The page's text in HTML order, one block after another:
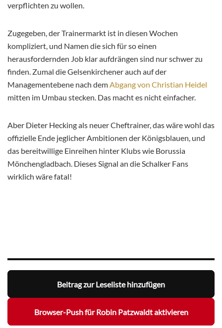
verpflichten zu wollen.
Zugegeben, der Trainermarkt ist in diesen Wochen
kompliziert, und Namen die sich für so einen
herausfordernden Job klar aufdrängen sind nur schwer zu
finden. Zumal die Gelsenkirchener auch auf der
Managementebene nach demAbgang von Christian Heidel
mitten im Umbau stecken. Das macht es nicht einfacher.
Aber Dieter Hecking als neuer Cheftrainer, das wäre wohl das
offizielle Ende jeglicher Ambitionen der Königsblauen, und
das bereitwillige Einreihen hinter Klubs wie Borussia
Mönchengladbach. Dieses Signal an die Schalker Fans
wirklich wäre fatal!
Beitrag zur Leseliste hinzufügen
Browser-Push für Robin Patzwaldt aktivieren